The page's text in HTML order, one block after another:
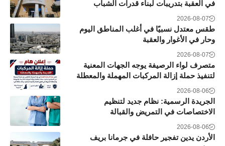
في العقبة بتدريبات لبناء قدرات الشباب
2026-08-07
طقس معتدل نسبيًا في أغلب المناطق اليوم
وحار في الأغوار والعقبة
2026-08-07
متصرف لواء الرصيفة يوجه الجهات المعنية
لتنفيذ حملة إزالة المركبات المهملة والمعطلة
2026-08-06
الجريدة الرسمية: نظام جديد لتنظيم
الاختصاصات في التمريض والقبالة
2026-08-06
الأردن يدين تفجير حافلة في جرمانا بريف